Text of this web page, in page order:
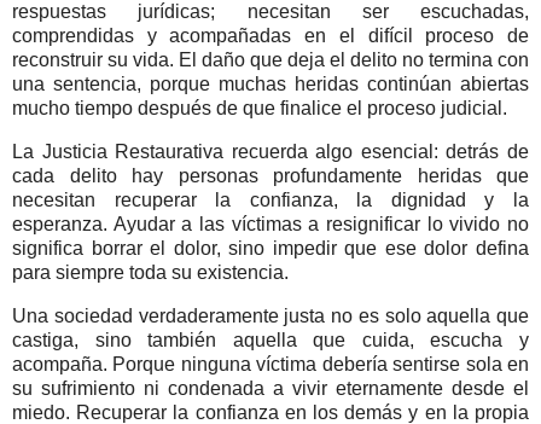
respuestas jurídicas; necesitan ser escuchadas,
comprendidas y acompañadas en el difícil proceso de
reconstruir su vida. El daño que deja el delito no termina con
una sentencia, porque muchas heridas continúan abiertas
mucho tiempo después de que finalice el proceso judicial.
La Justicia Restaurativa recuerda algo esencial: detrás de
cada delito hay personas profundamente heridas que
necesitan recuperar la confianza, la dignidad y la
esperanza. Ayudar a las víctimas a resignificar lo vivido no
significa borrar el dolor, sino impedir que ese dolor defina
para siempre toda su existencia.
Una sociedad verdaderamente justa no es solo aquella que
castiga, sino también aquella que cuida, escucha y
acompaña. Porque ninguna víctima debería sentirse sola en
su sufrimiento ni condenada a vivir eternamente desde el
miedo. Recuperar la confianza en los demás y en la propia